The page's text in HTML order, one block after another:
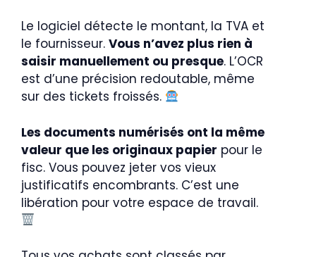
Le logiciel détecte le montant, la TVA et
le fournisseur. Vous n’avez plus rien à
saisir manuellement ou presque. L’OCR
est d’une précision redoutable, même
sur des tickets froissés.
Les documents numérisés ont la même
valeur que les originaux papier pour le
fisc. Vous pouvez jeter vos vieux
justificatifs encombrants. C’est une
libération pour votre espace de travail.